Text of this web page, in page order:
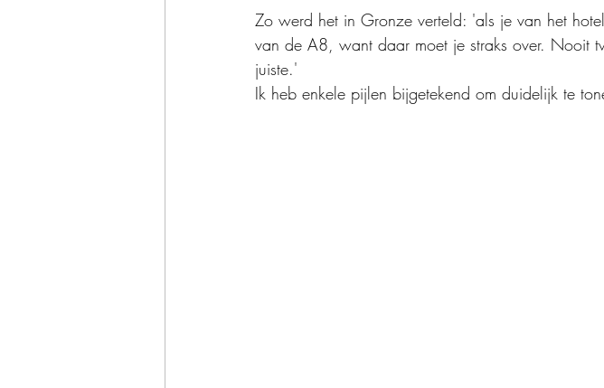
Zo werd het in Gronze verteld: 'als je van het
van de A8, want daar moet je straks over. Nooit
juiste.'
Ik heb enkele pijlen bijgetekend om duidelijk te